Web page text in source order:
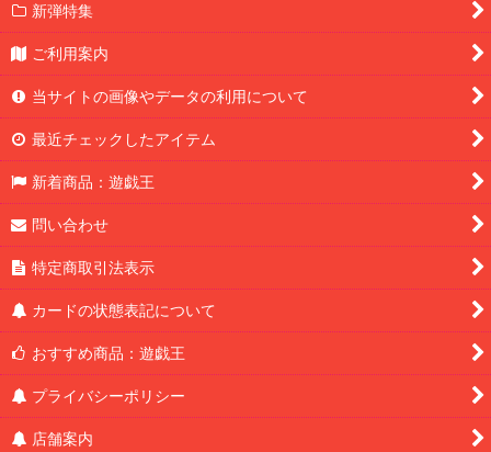
新弾特集
ご利用案内
当サイトの画像やデータの利用について
最近チェックしたアイテム
新着商品：遊戯王
問い合わせ
特定商取引法表示
カードの状態表記について
おすすめ商品：遊戯王
プライバシーポリシー
店舗案内